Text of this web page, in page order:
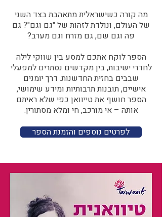
מה קורה כשישראלית מתאהבת בצד השני
של העולם, ונולדת לזהות של "גם וגם"? גם
פה וגם שם, גם מזרח וגם מערב?​​
הספר לוקח אתכם למסע בין שווקי לילה
לחדרי ישיבות, בין מקדשים נסתרים למפעלי
שבבים בחזית החדשנות. דרך יומנים
אישיים, תובנות תרבותיות ומידע שימושי,
הספר חושף את טייוואן כפי שלא ראיתם
אותה – אי מורכב, חי ומלא מסתורין.
לפרטים נוספים והזמנת הספר